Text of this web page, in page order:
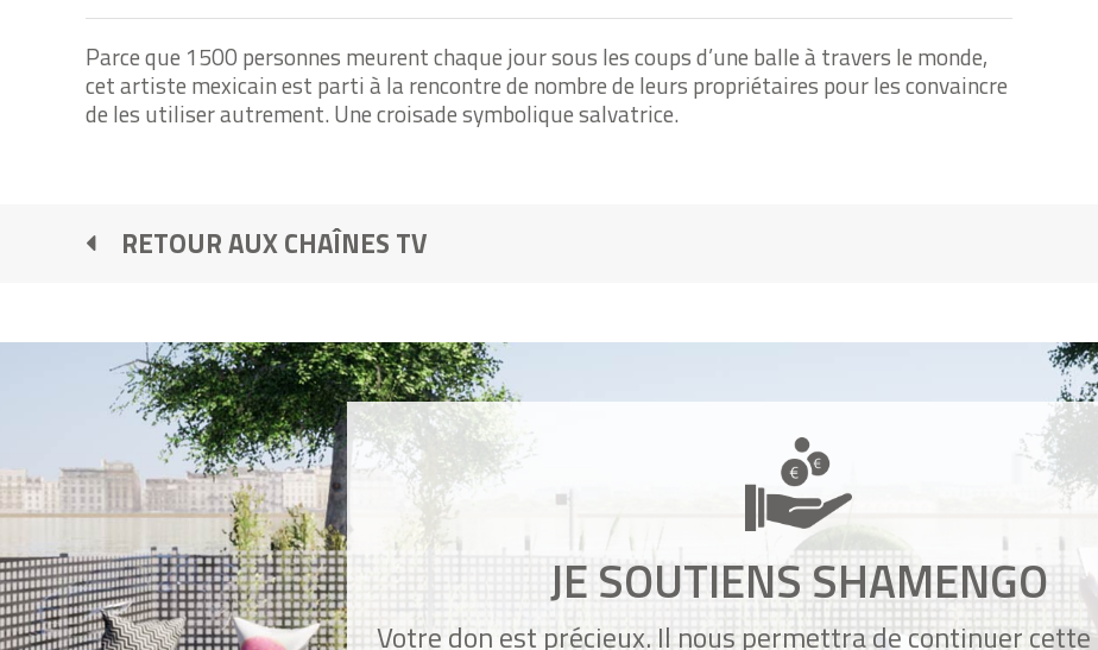
Parce que 1500 personnes meurent chaque jour sous les coups d’une balle à travers le monde,
cet artiste mexicain est parti à la rencontre de nombre de leurs propriétaires pour les convaincre
de les utiliser autrement. Une croisade symbolique salvatrice.
RETOUR AUX CHAÎNES TV
JE SOUTIENS SHAMENGO
Votre don est précieux. Il nous permettra de continuer